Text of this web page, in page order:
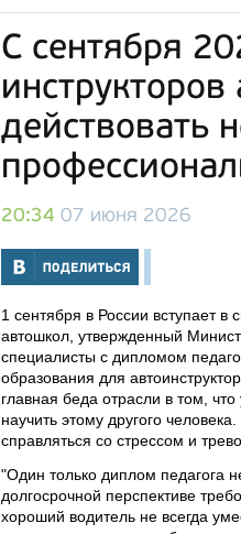
С сентября
действовать
20:34 07 июня 2026
1 сентября в России вступает
автошкол, утвержденный
специалисты с дипломом
образования для
главная беда отрасли в том,
научить этому другого
справляться со стрессом и
"Один только диплом педагога
долгосрочной перспективе
хороший водитель не всегда